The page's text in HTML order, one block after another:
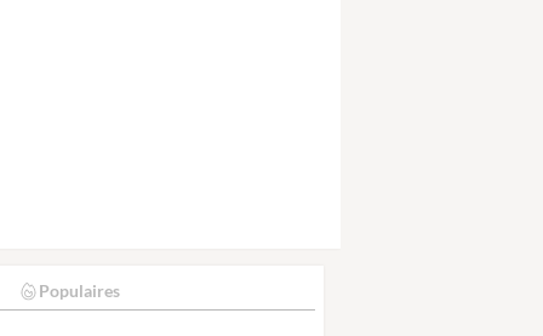
Populaires